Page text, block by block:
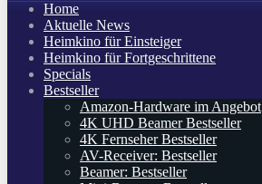
Home
Aktuelle News
Heimkino für Einsteiger
Heimkino für Fortgeschrittene
Specials
Bestseller
Amazon-Hardware im Angebot
4K UHD Beamer Bestseller
4K Fernseher Bestseller
AV-Receiver: Bestseller
Beamer: Bestseller